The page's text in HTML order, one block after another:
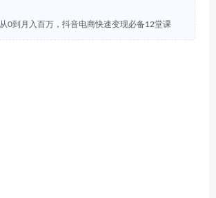
从0到月入百万，抖音电商快速变现必备12堂课